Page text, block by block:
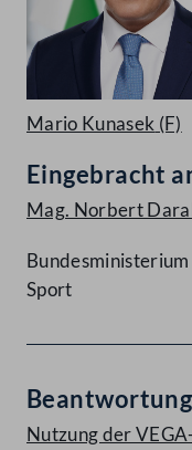
Mario Kunasek (F)
Eingebracht
Mag. Norbert
Sport
Beantwortung
Nutzung der